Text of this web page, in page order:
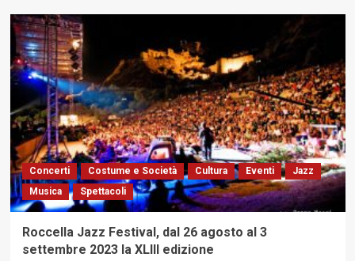
su
FLAVIO
ZANUTTINI
con
Half
Black
Half
White
Half
Yellow
/Suite
Charles
Mingus
Concerti Costume e Società Cultura Eventi
Jazz
Musica
Spettacoli
Roccella Jazz Festival, dal 26 agosto al 3
settembre 2023 la XLIII edizione